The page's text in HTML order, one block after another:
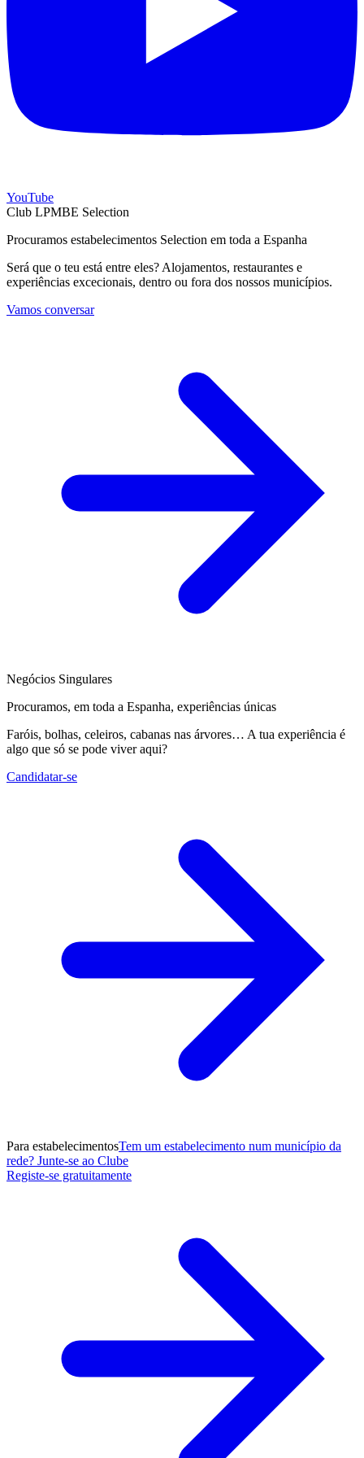
YouTube
Club LPMBE Selection
Procuramos estabelecimentos Selection em toda a Espanha
Será que o teu está entre eles? Alojamentos, restaurantes e
experiências excecionais, dentro ou fora dos nossos municípios.
Vamos conversar
Negócios Singulares
Procuramos, em toda a Espanha, experiências únicas
Faróis, bolhas, celeiros, cabanas nas árvores… A tua experiência é
algo que só se pode viver aqui?
Candidatar-se
Para estabelecimentosTem um estabelecimento num município da
rede? Junte-se ao Clube
Registe-se gratuitamente